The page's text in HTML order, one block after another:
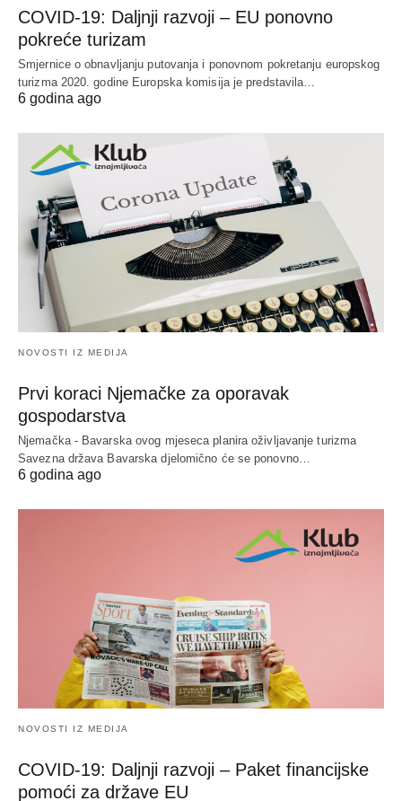
COVID-19: Daljnji razvoji – EU ponovno
pokreće turizam
Smjernice o obnavljanju putovanja i ponovnom pokretanju europskog
turizma 2020. godine Europska komisija je predstavila…
6 godina ago
NOVOSTI IZ MEDIJA
Prvi koraci Njemačke za oporavak
gospodarstva
Njemačka - Bavarska ovog mjeseca planira oživljavanje turizma
Savezna država Bavarska djelomično će se ponovno…
6 godina ago
NOVOSTI IZ MEDIJA
COVID-19: Daljnji razvoji – Paket financijske
pomoći za države EU